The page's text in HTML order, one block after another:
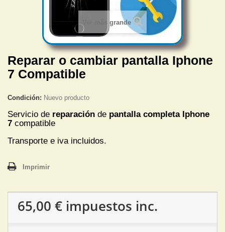
Ver más grande
Reparar o cambiar pantalla Iphone
7 Compatible
Condición: Nuevo producto
Servicio de reparación de pantalla completa Iphone
7 compatible
Transporte e iva incluidos.
Imprimir
65,00 € impuestos inc.